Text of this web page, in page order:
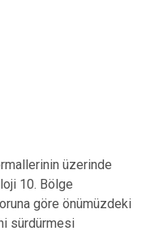
üzerinde
10. Bölge
göre önümüzdeki
sürdürmesi